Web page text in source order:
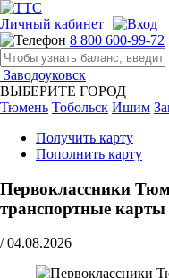
Личный кабинет
8 800 600-99-72
Заводоуковск
ВЫБЕРИТЕ ГОРОД
Тюмень Тобольск Ишим
Получить карту
Пополнить карту
Первоклассники
транспортные карты
/ 04.08.2026